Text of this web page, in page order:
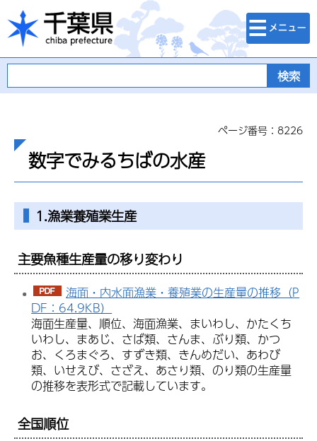
千葉県
検索・メニュ
ー
ページ番号：8226
数字でみるちばの水産
1.漁業養殖業生産
主要魚種生産量の移り変わり
海面・内水面漁業・養殖業の生産量の推移（P
DF：64.9KB）
海面生産量、順位、海面漁業、まいわし、かたくち
いわし、まあじ、さば類、さんま、ぶり類、かつ
お、くろまぐろ、すずき類、きんめだい、あわび
類、いせえび、さざえ、あさり類、のり類の生産量
の推移を表形式で記載しています。
全国順位